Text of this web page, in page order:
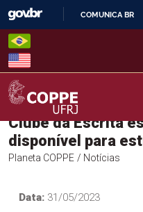
Skip
content
COMUNICA BR
COPPE – UFRJ
Clube da Escrita
disponível para
Planeta COPPE / Notícias
Data: 31/05/2023